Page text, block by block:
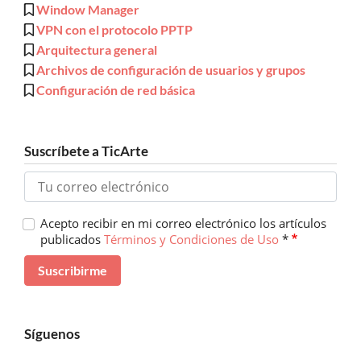
Window Manager
VPN con el protocolo PPTP
Arquitectura general
Archivos de configuración de usuarios y grupos
Configuración de red básica
Suscríbete a TicArte
Acepto recibir en mi correo electrónico los artículos
publicados Términos y Condiciones de Uso *
Síguenos